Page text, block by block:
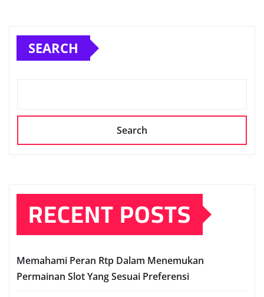
SEARCH
Search
RECENT POSTS
Memahami Peran Rtp Dalam Menemukan
Permainan Slot Yang Sesuai Preferensi